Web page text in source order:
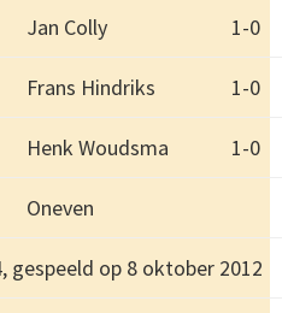
Jan Colly 1-0
Frans Hindriks 1-0
Henk Woudsma 1-0
Oneven
gespeeld op 8 oktober 2012